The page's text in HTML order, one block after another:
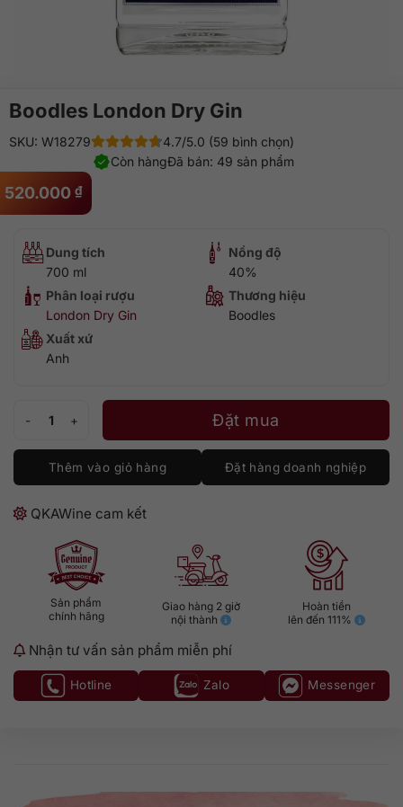
Boodles London Dry Gin
520.000 ₫
SKU: W18279
4.7/5.0 (59 bình chọn)
Đã bán: 49 sản phẩm
Còn hàng
Dung tích
700 ml
Nồng độ
40%
Phân loại rượu
London Dry Gin
Thương hiệu
Boodles
Xuất xứ
Anh
Đặt mua
Thêm vào giỏ hàng Đặt hàng doanh nghiệp
QKAWine cam kết
Sản phẩm
chính hãng
Giao hàng 2 giờ
nội thành
Hoàn tiền
lên đến 111%
Nhận tư vấn sản phẩm miễn phí
Hotline Zalo Messenger